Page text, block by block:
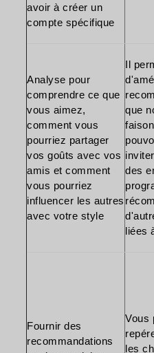
avoir à créer un
compte spécifique
Analyse pour
comprendre ce que
vous aimez,
comment vous
pourriez partager
vos goûts avec vos
amis et comment
vous pourriez
influencer les autres
avec votre style
Il
que
des
liées
Fournir des
recommandations
Vous
les